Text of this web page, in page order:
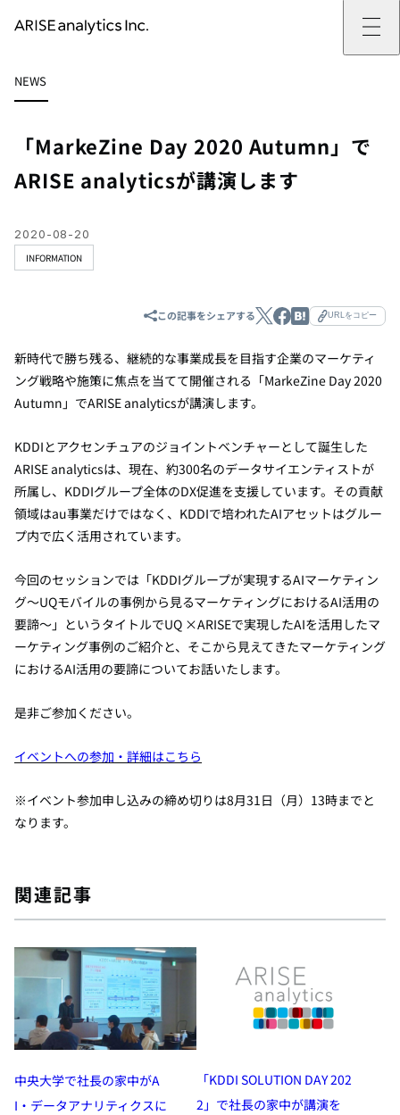
ARISE analyticsとはトップ
ミッション・バリュー
働きがいのある会社づくり
サービス
提供サービストップ
カスタマーサポート改革
ドローン・ビジネス活用
データ・AI人材育成支援
実績
データドリブン改革の推進支援
新規事業の立ち上げ支援
データ分析基盤の構築・活用支援
企業情報
企業情報トップ
会社概要
CEOメッセージ
お問い合わせ
ニュース
ニューストップ
インフォメーション
イベント
技術情報
技術情報トップ
PAPER
OTHERS
採用
新卒採用
中途採用
社員インタビュー
NEWS
「MarkeZine Day 2020 Autumn」で
ARISE analyticsが講演します
INFORMATION
2020-08-20
この記事をシェアする URLをコピー
新時代で勝ち残る、継続的な事業成長を目指す企業のマーケティ
ング戦略や施策に焦点を当てて開催される「MarkeZine Day 2020
Autumn」でARISE analyticsが講演します。
KDDIとアクセンチュアのジョイントベンチャーとして誕生した
ARISE analyticsは、現在、約300名のデータサイエンティストが
所属し、KDDIグループ全体のDX促進を支援しています。その貢献
領域はau事業だけではなく、KDDIで培われたAIアセットはグルー
プ内で広く活用されています。
今回のセッションでは「KDDIグループが実現するAIマーケティン
グ～UQモバイルの事例から見るマーケティングにおけるAI活用の
要諦～」というタイトルでUQ ×ARISEで実現したAIを活用したマ
ーケティング事例のご紹介と、そこから見えてきたマーケティング
におけるAI活用の要諦についてお話いたします。
是非ご参加ください。
イベントへの参加・詳細はこちら
※イベント参加申し込みの締め切りは8月31日（月）13時までと
なります。
関連記事
中央大学で社長の家中がA
I・データアナリティクスに
「KDDI SOLUTION DAY 202
2」で社長の家中が講演を